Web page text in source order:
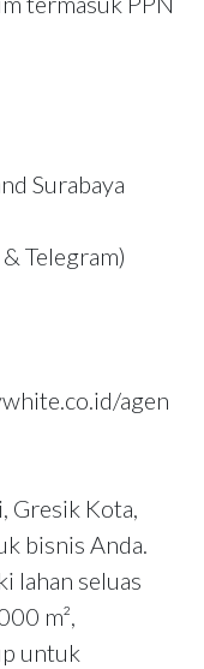
Surabaya
Telegram)
agen
Gresik Kota,
bisnis Anda.
lahan seluas
m²,
untuk